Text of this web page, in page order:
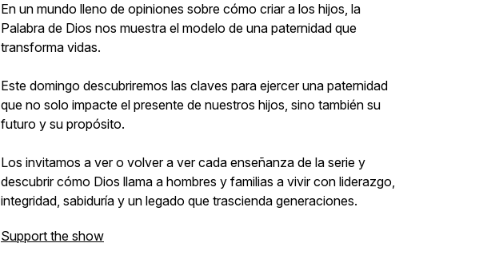
En un mundo lleno de opiniones sobre cómo criar a los hijos, la
Palabra de Dios nos muestra el modelo de una paternidad que
transforma vidas.
Este domingo descubriremos las claves para ejercer una paternidad
que no solo impacte el presente de nuestros hijos, sino también su
futuro y su propósito.
Los invitamos a ver o volver a ver cada enseñanza de la serie y
descubrir cómo Dios llama a hombres y familias a vivir con liderazgo,
integridad, sabiduría y un legado que trascienda generaciones.
Support the show